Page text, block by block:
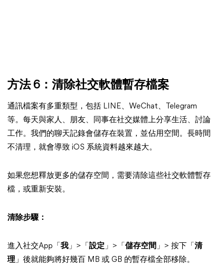
方法 6：清除社交軟體暫存檔案
通訊檔案有多重類型，包括 LINE、WeChat、Telegram
等。每天與家人、朋友、同事在社交媒體上分享生活、討論
工作。我們的聊天記錄會儲存在裝置，並佔用空間。長時間
不清理，就會導致 iOS 系統資料越來越大。
如果您想釋放更多的儲存空間，需要清除這些社交軟體暫存
檔，或重新安裝。
清除步驟：
進入社交App「 我 」>「 設定 」>「 儲存空間 」> 按下「 清
理 」後就能夠將好幾百 MB 或 GB 的暫存檔全部移除。